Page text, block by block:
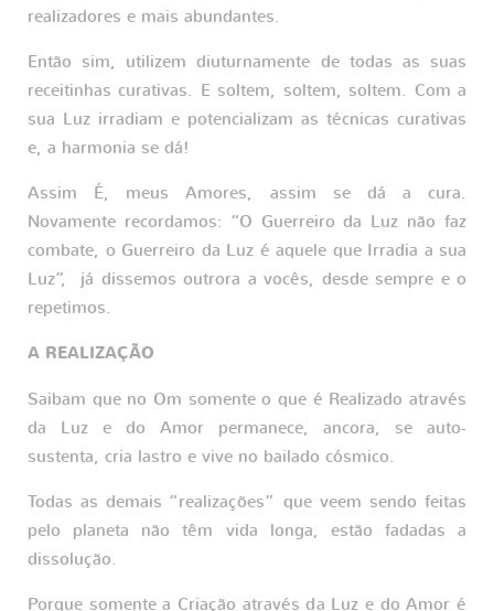
realizadores e mais abundantes.
Então sim, utilizem diuturnamente de todas as suas
receitinhas curativas. E soltem, soltem, soltem. Com a
sua Luz irradiam e potencializam as técnicas curativas
e, a harmonia se dá!
Assim É, meus Amores, assim se dá a cura.
Novamente recordamos: “O Guerreiro da Luz não faz
combate, o Guerreiro da Luz é aquele que Irradia a sua
Luz”, já dissemos outrora a vocês, desde sempre e o
repetimos.
A REALIZAÇÃO
Saibam que no Om somente o que é Realizado através
da Luz e do Amor permanece, ancora, se auto-
sustenta, cria lastro e vive no bailado cósmico.
Todas as demais “realizações” que veem sendo feitas
pelo planeta não têm vida longa, estão fadadas a
dissolução.
Porque somente a Criação através da Luz e do Amor é